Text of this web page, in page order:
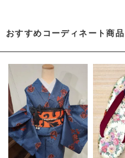
おすすめコーディネート商品